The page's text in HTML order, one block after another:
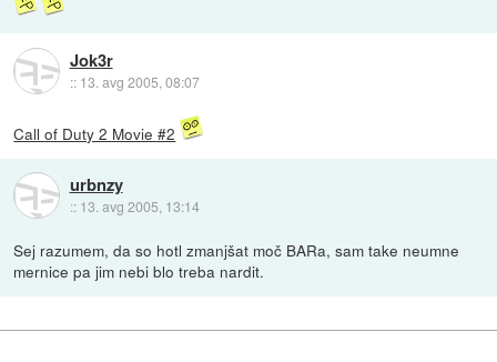
Jok3r
:: 13. avg 2005, 08:07
Call of Duty 2 Movie #2
urbnzy
:: 13. avg 2005, 13:14
Sej razumem, da so hotl zmanjšat moč BARa, sam take neumne
mernice pa jim nebi blo treba nardit.